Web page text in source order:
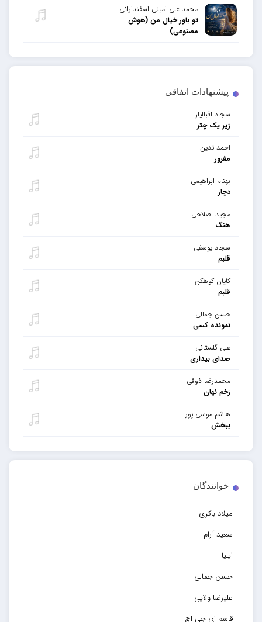
پیشنهادات اتفاقی
سجاد اقبالیار
زیر یک چتر
احمد تدین
مغرور
بهنام ابراهیمی
دچار
مجید اصلاحی
هنگ
سجاد یوسفی
قلبم
کایان کوهکن
قلبم
حسن جمالی
نمونده کسی
علی گلستانی
صدای بیداری
محمدرضا ذوقی
زخم نهان
هاشم موسی پور
ببخش
خوانندگان
میلاد باکری
سعید آرام
ایلیا
حسن جمالی
علیرضا ولایی
قاسم ای جی اچ
محمد علی امینی اسفندارانی
تو باور خیال من (هوش
مصنوعی)